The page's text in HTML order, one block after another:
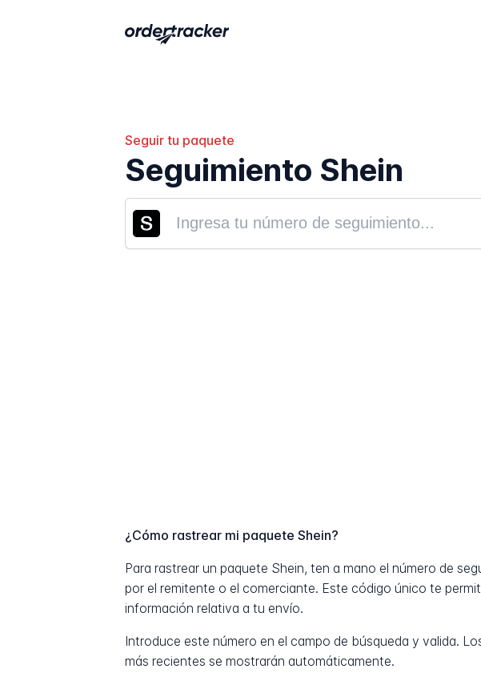
Seguir tu paquete
Seguimiento Shein
¿Cómo rastrear mi paquete Shein?
Para rastrear un paquete Shein, ten a mano el número de
por el remitente o el comerciante. Este código único te
información relativa a tu envío.
Introduce este número en el campo de búsqueda y valida.
más recientes se mostrarán automáticamente.